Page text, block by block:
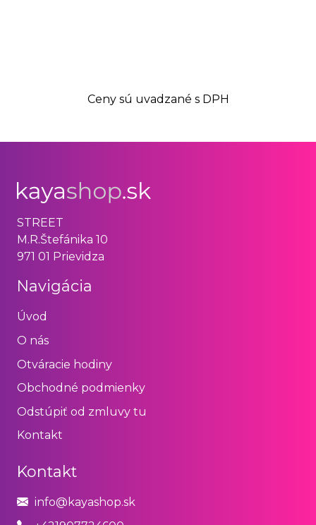
Ceny sú uvadzané s DPH
STREET
M.R.Štefánika 10
971 01 Prievidza
Navigácia
Úvod
O nás
Otváracie hodiny
Obchodné podmienky
Odstúpiť od zmluvy tu
Kontakt
Kontakt
info@kayashop.sk